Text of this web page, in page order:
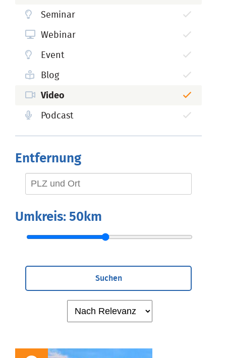
Seminar
Webinar
Event
Blog
Video
Podcast
Entfernung
Umkreis: 50km
Suchen